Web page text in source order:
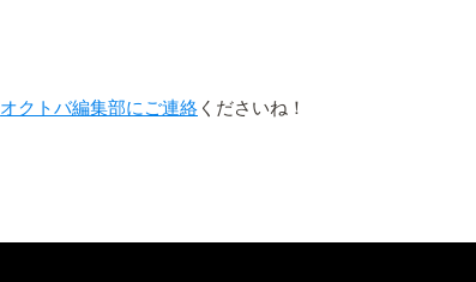
オクトバ編集部にご連絡 くださいね！